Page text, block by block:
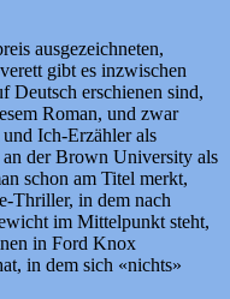
ausgezeichneten,
gibt es inzwischen
Deutsch erschienen sind,
Roman, und zwar
Ich-Erzähler als
der Brown University als
schon am Titel merkt,
Thriller, in dem nach
im Mittelpunkt steht,
in Ford Knox
in dem sich «nichts»